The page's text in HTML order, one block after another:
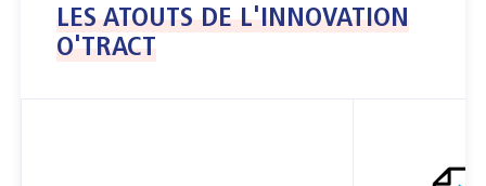
LES ATOUTS DE L'INNOVATION
O'TRACT